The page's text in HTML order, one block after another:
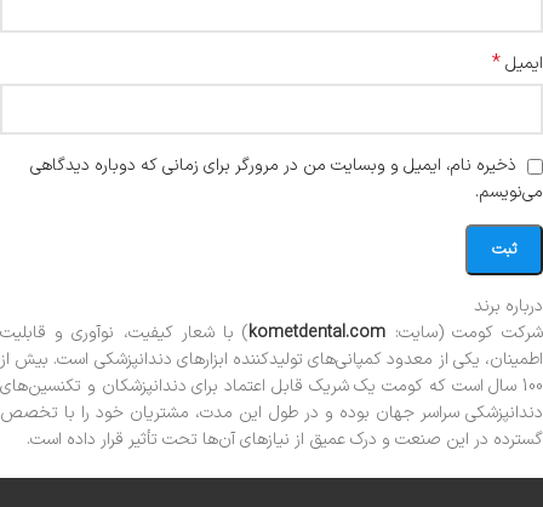
ایمیل*
ذخیره نام، ایمیل و وبسایت من در مرورگر برای زمانی که دوباره دیدگاهی
می‌نویسم.
درباره برند
شرکت کومت (سایت: kometdental.com) با شعار کیفیت، نوآوری و قابلیت
اطمینان، یکی از معدود کمپانی‌های تولیدکننده ابزارهای دندانپزشکی است. بیش از
100 سال است که کومت یک شریک قابل اعتماد برای دندانپزشکان و تکنسین‌های
دندانپزشکی سراسر جهان بوده و در طول این مدت، مشتریان خود را با تخصص
گسترده در این صنعت و درک عمیق از نیازهای آن‌ها تحت تأثیر قرار داده است.